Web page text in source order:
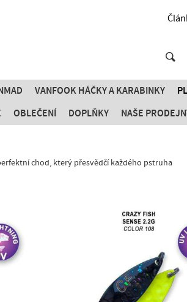
VANFOOK HÁČKY A KARABINKY
OBLEČENÍ DOPLŇKY NAŠE
chod, který přesvědčí každého pstruha